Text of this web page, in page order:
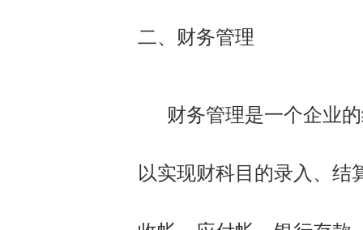
二、财务管理
财务管理是一个企业的
以实现财科目的录入、结